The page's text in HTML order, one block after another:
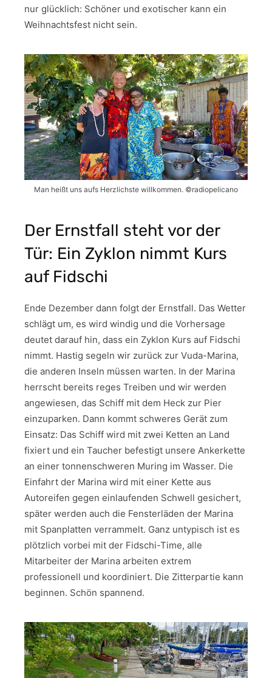
nur glücklich: Schöner und exotischer kann ein
Weihnachtsfest nicht sein.
Man heißt uns aufs Herzlichste willkommen. ©radiopelicano
Der Ernstfall steht vor der
Tür: Ein Zyklon nimmt Kurs
auf Fidschi
Ende Dezember dann folgt der Ernstfall. Das Wetter
schlägt um, es wird windig und die Vorhersage
deutet darauf hin, dass ein Zyklon Kurs auf Fidschi
nimmt. Hastig segeln wir zurück zur Vuda-Marina,
die anderen Inseln müssen warten. In der Marina
herrscht bereits reges Treiben und wir werden
angewiesen, das Schiff mit dem Heck zur Pier
einzuparken. Dann kommt schweres Gerät zum
Einsatz: Das Schiff wird mit zwei Ketten an Land
fixiert und ein Taucher befestigt unsere Ankerkette
an einer tonnenschweren Muring im Wasser. Die
Einfahrt der Marina wird mit einer Kette aus
Autoreifen gegen einlaufenden Schwell gesichert,
später werden auch die Fensterläden der Marina
mit Spanplatten verrammelt. Ganz untypisch ist es
plötzlich vorbei mit der Fidschi-Time, alle
Mitarbeiter der Marina arbeiten extrem
professionell und koordiniert. Die Zitterpartie kann
beginnen. Schön spannend.